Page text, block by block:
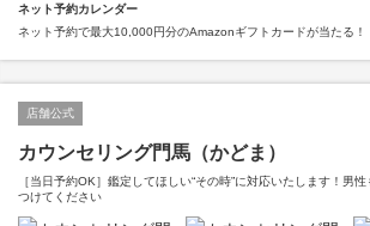
ネット予約カレンダー
ネット予約で最大10,000円分のAmazonギフトカードが当たる！
店舗公式
カウンセリング門馬（かどま）
［当日予約OK］鑑定してほしい“その時”に対応いたします！男
つけてください